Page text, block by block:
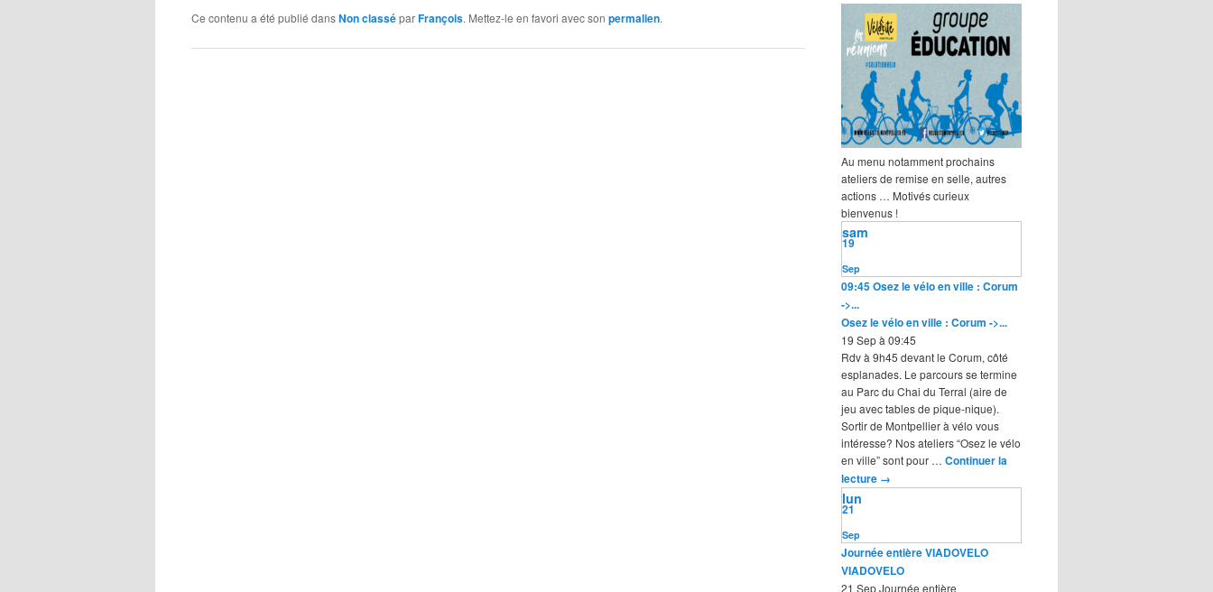
Ce contenu a été publié dansNon classéparFrançois. Mettez-le en favori avec son permalien.
Au menu notamment prochains
ateliers de remise en selle, autres
actions … Motivés curieux
bienvenus !
Sep
19
sam
09:45Osez le vélo en ville : Corum
->...
Osez le vélo en ville : Corum ->...
19 Sep à 09:45
Rdv à 9h45 devant le Corum, côté
esplanades. Le parcours se termine
au Parc du Chai du Terral (aire de
jeu avec tables de pique-nique).
Sortir de Montpellier à vélo vous
intéresse? Nos ateliers “Osez le vélo
en ville” sont pour … Continuer la
lecture →
Sep
21
lun
Journée entièreVIADOVELO
VIADOVELO
21 SepJournée entière